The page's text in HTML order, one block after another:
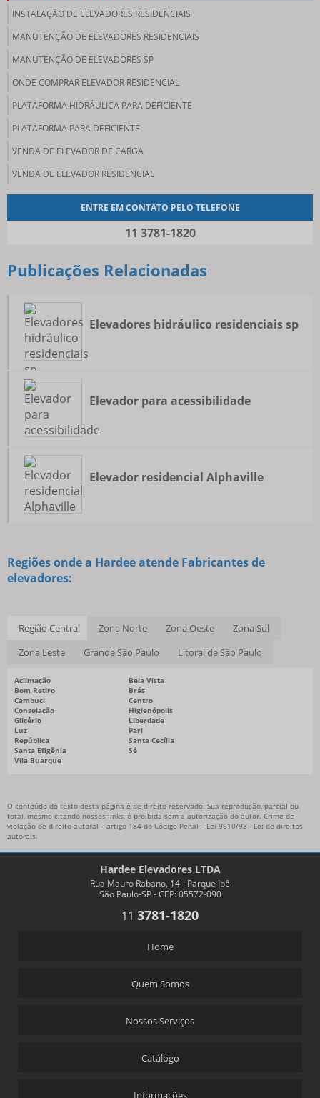
INSTALAÇÃO DE ELEVADORES RESIDENCIAIS
MANUTENÇÃO DE ELEVADORES RESIDENCIAIS
MANUTENÇÃO DE ELEVADORES SP
ONDE COMPRAR ELEVADOR RESIDENCIAL
PLATAFORMA HIDRÁULICA PARA DEFICIENTE
PLATAFORMA PARA DEFICIENTE
VENDA DE ELEVADOR DE CARGA
VENDA DE ELEVADOR RESIDENCIAL
ENTRE EM CONTATO PELO TELEFONE
11 3781-1820
Publicações Relacionadas
Elevadores hidráulico residenciais sp
Elevador para acessibilidade
Elevador residencial Alphaville
Regiões onde a Hardee atende Fabricantes de
elevadores:
Região Central Zona Norte Zona Oeste
Zona Sul
Zona Leste
Grande São Paulo Litoral de São Paulo
Aclimação
Bela Vista
Bom Retiro
Brás
Cambuci
Centro
Consolação
Higienópolis
Glicério
Liberdade
Luz
Pari
República
Santa Cecília
Santa Efigênia
Sé
Vila Buarque
O conteúdo do texto desta página é de direito reservado. Sua reprodução, parcial ou
total, mesmo citando nossos links, é proibida sem a autorização do autor. Crime de
violação de direito autoral – artigo 184 do Código Penal – Lei 9610/98 - Lei de direitos
autorais
Hardee Elevadores LTDA
Rua Mauro Rabano, 14 - Parque Ipê
São Paulo-SP - CEP: 05572-090
11 3781-1820
Home
Quem Somos
Nossos Serviços
Catálogo
Informações